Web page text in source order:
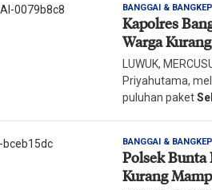
BANGGAI & BANGKEP
Kapolres
Warga
LUWUK,
Priyahutama,
puluhan paket
BANGGAI & BANGKEP
Polsek Bunta
Kurang